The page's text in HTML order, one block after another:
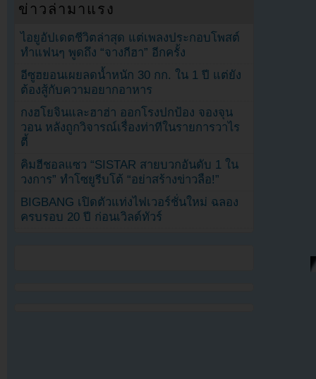
ข่าวล่ามาแรง
ไอยูอัปเดตชีวิตล่าสุด แต่เพลงประกอบโพสต์
ทำแฟนๆ พูดถึง “จางกีฮา” อีกครั้ง
อีซูฮยอนเผยลดน้ำหนัก 30 กก. ใน 1 ปี แต่ยัง
ต้องสู้กับความอยากอาหาร
กงฮโยจินและฮาฮ่า ออกโรงปกป้อง จองจุน
วอน หลังถูกวิจารณ์เรื่องท่าทีในรายการวาไร
ตี้
คิมฮีชอลแซว “SISTAR สายบวกอันดับ 1 ใน
วงการ” ทำโซยูรีบโต้ “อย่าสร้างข่าวลือ!”
BIGBANG เปิดตัวแท่งไฟเวอร์ชั่นใหม่ ฉลอง
ครบรอบ 20 ปี ก่อนเวิลด์ทัวร์